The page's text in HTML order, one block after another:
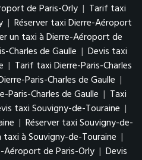
de Paris-Orly | Tarif taxi
| Réserver taxi Dierre-Aéroport
un taxi à Dierre-Aéroport de
Charles de Gaulle | Devis taxi
| Tarif taxi Dierre-Paris-Charles
Paris-Charles de Gaulle |
Paris-Charles de Gaulle | Taxi
taxi Souvigny-de-Touraine |
| Réserver taxi Souvigny-de-
taxi à Souvigny-de-Touraine |
Aéroport de Paris-Orly | Devis